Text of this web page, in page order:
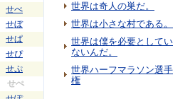
せべ
せぼ
せぱ
せぴ
せぷ
せぺ
世界は奇人の巣だ。
世界は小さな村である。
世界は僕を必要としてい
ないんだ。
世界ハーフマラソン選手
権